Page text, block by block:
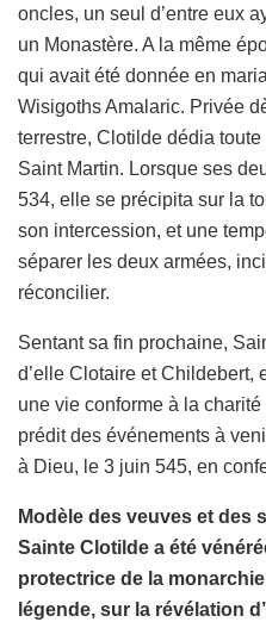
oncles, un seul d’entre eux
un Monastère. A la même
qui avait été donnée en
Wisigoths Amalaric. Privée
terrestre, Clotilde dédia
Saint Martin. Lorsque ses
534, elle se précipita sur la
son intercession, et une
séparer les deux armées,
réconcilier.
Sentant sa fin prochaine,
d’elle Clotaire et Childebert,
une vie conforme à la
prédit des événements à
à Dieu, le 3 juin 545, en
Modèle des veuves et des
Sainte Clotilde a été
protectrice de la
légende, sur la révélation